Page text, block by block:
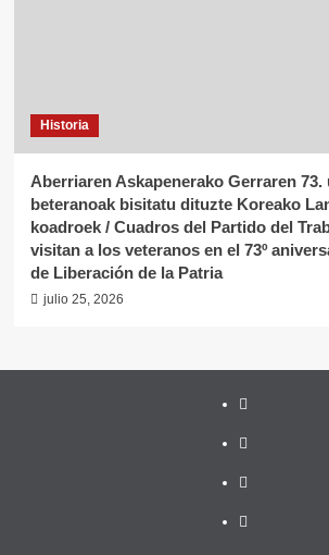
Historia
Aberriaren Askapenerako Gerraren 73.
beteranoak bisitatu dituzte Koreako
koadroek / Cuadros del Partido del
visitan a los veteranos en el 73º
de Liberación de la Patria
julio 25, 2026
Twitter
YouTube
Telegram
Facebook